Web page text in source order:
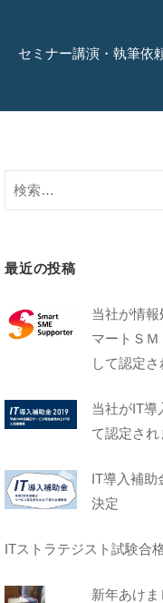
セミナー講演・執筆依
最近の投稿
当社が情
マートＳＭ
して認定さ
当社がIT導
て認定され
IT導入補
決定
ITストラテジスト試験合
新年あけ